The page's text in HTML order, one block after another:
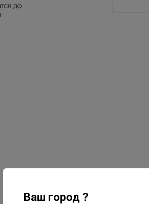
С этим товаром покупают
Ваш город ?